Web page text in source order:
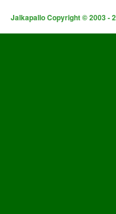
Jalkapallo Copyright © 2003 -